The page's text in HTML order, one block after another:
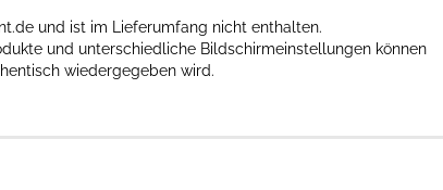
und ist im Lieferumfang nicht enthalten.
und unterschiedliche Bildschirmeinstellungen können
wiedergegeben wird.​